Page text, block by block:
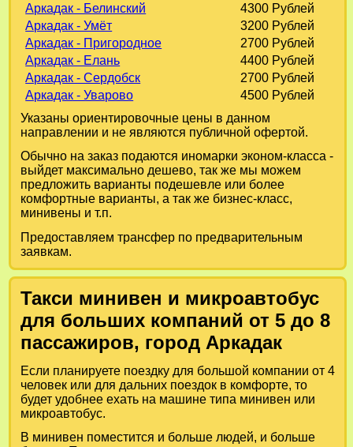
Аркадак - Белинский
4300 Рублей
Аркадак - Умёт
3200 Рублей
Аркадак - Пригородное
2700 Рублей
Аркадак - Елань
4400 Рублей
Аркадак - Сердобск
2700 Рублей
Аркадак - Уварово
4500 Рублей
Указаны ориентировочные цены в данном
направлении и не являются публичной офертой.
Обычно на заказ подаются иномарки эконом-класса -
выйдет максимально дешево, так же мы можем
предложить варианты подешевле или более
комфортные варианты, а так же бизнес-класс,
минивены и т.п.
Предоставляем трансфер по предварительным
заявкам.
Такси минивен и микроавтобус
для больших компаний от 5 до 8
пассажиров, город Аркадак
Если планируете поездку для большой компании от 4
человек или для дальних поездок в комфорте, то
будет удобнее ехать на машине типа минивен или
микроавтобус.
В минивен поместится и больше людей, и больше